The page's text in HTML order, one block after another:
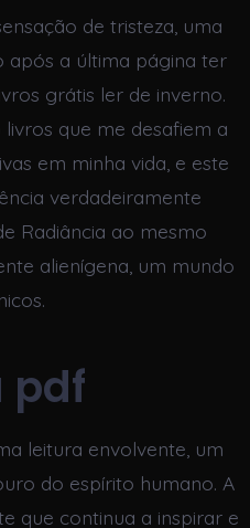
de tristeza, uma
após a última página ter
grátis ler de inverno.
que me desafiem a
em minha vida, e este
verdadeiramente
Radiância ao mesmo
alienígena, um mundo
pdf
leitura envolvente, um
do espírito humano. A
que continua a inspirar e